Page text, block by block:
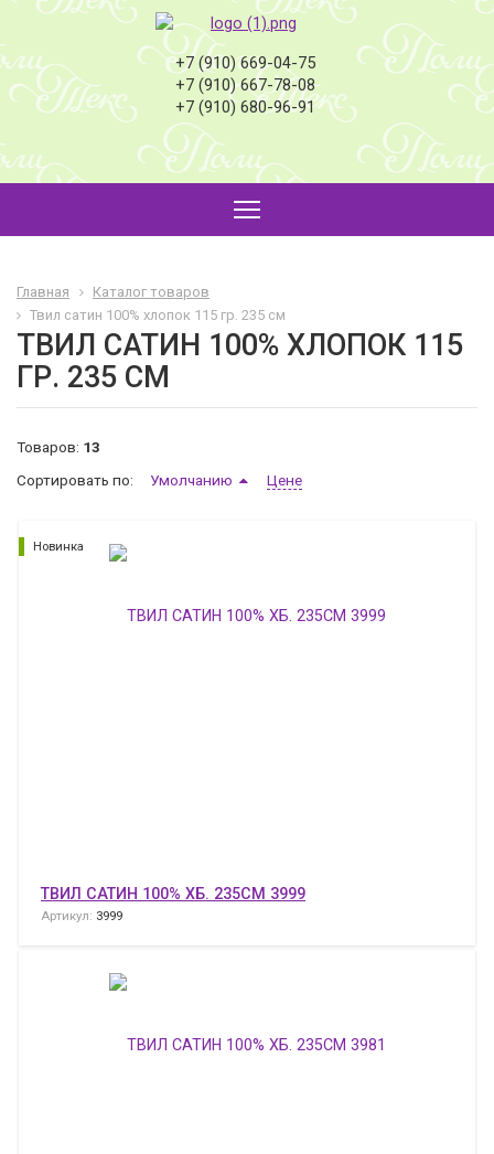
+7 (910) 669-04-75
+7 (910) 667-78-08
+7 (910) 680-96-91
Главная
Каталог товаров
Твил сатин 100% хлопок 115 гр. 235 см
ТВИЛ САТИН 100% ХЛОПОК 115
ГР. 235 СМ
Товаров: 13
Сортировать по:
Умолчанию Цене
Новинка
ТВИЛ САТИН 100% ХБ. 235СМ 3999
Артикул: 3999